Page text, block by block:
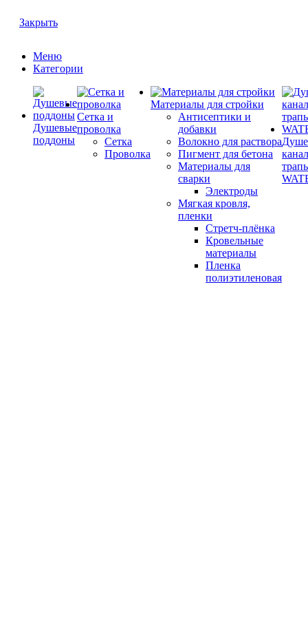
Закрыть
Меню
Категории
Душевые
поддоны
Сетка и
проволка
Сетка
Проволка
Материалы для стройки
Антисептики и
добавки
Волокно для раствора
Пигмент для бетона
Материалы для
сварки
Электроды
Мягкая кровля,
пленки
Стретч-плёнка
Кровельные
материалы
Пленка
полиэтиленовая